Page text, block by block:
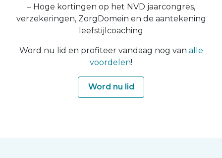
– Hoge kortingen op het NVD jaarcongres,
verzekeringen, ZorgDomein en de aantekening
leefstijlcoaching
Word nu lid en profiteer vandaag nog van alle
voordelen!
Word nu lid